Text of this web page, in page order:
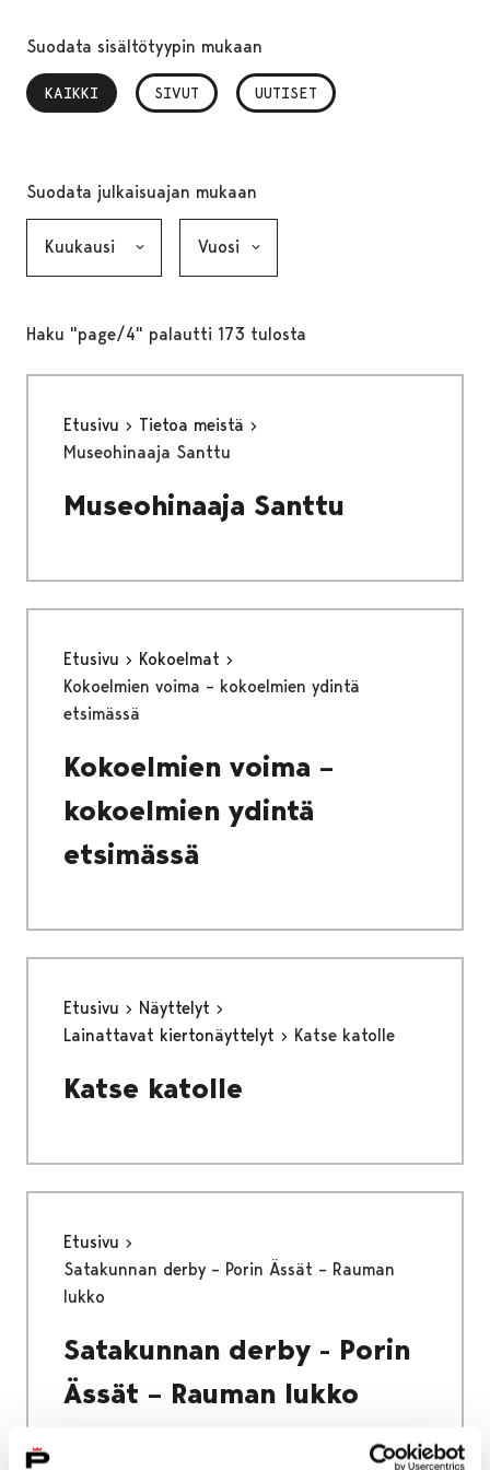
Suodata sisältötyypin mukaan
KAIKKI
, VALITTU SIVUT UUTISET
Suodata julkaisuajan mukaan
Haku "page/4" palautti 173 tulosta
Etusivu
Tietoa meistä
Museohinaaja Santtu
Museohinaaja Santtu
Etusivu
Kokoelmat
Kokoelmien voima – kokoelmien ydintä
etsimässä
Kokoelmien voima –
kokoelmien ydintä
etsimässä
Etusivu
Näyttelyt
Lainattavat kiertonäyttelyt
Katse katolle
Katse katolle
Etusivu
Satakunnan derby – Porin Ässät – Rauman
lukko
Satakunnan derby - Porin
Ässät – Rauman lukko
Tulossa 2027: Satakunnan derby saapuu